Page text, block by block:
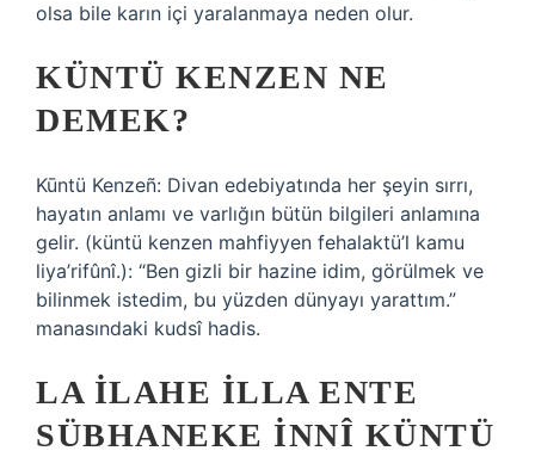
olsa bile karın içi yaralanmaya neden olur.
KÜNTÜ KENZEN NE
DEMEK?
Kūntü Kenzeñ: Divan edebiyatında her şeyin sırrı,
hayatın anlamı ve varlığın bütün bilgileri anlamına
gelir. (küntü kenzen mahfiyyen fehalaktü’l kamu
liya’rifûnî.): “Ben gizli bir hazine idim, görülmek ve
bilinmek istedim, bu yüzden dünyayı yarattım.”
manasındaki kudsî hadis.
LA ILAHE ILLA ENTE
SÜBHANEKE INNÎ KÜNTÜ